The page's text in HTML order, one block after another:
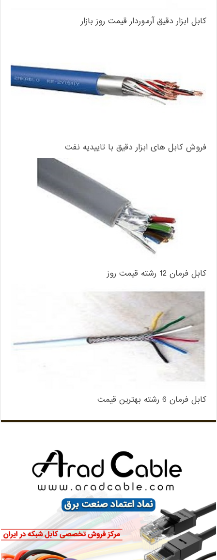
کابل ابزار دقیق آرموردار قیمت روز بازار
فروش کابل های ابزار دقیق با تاییدیه نفت
کابل فرمان 12 رشته قیمت روز
کابل فرمان 6 رشته بهترین قیمت